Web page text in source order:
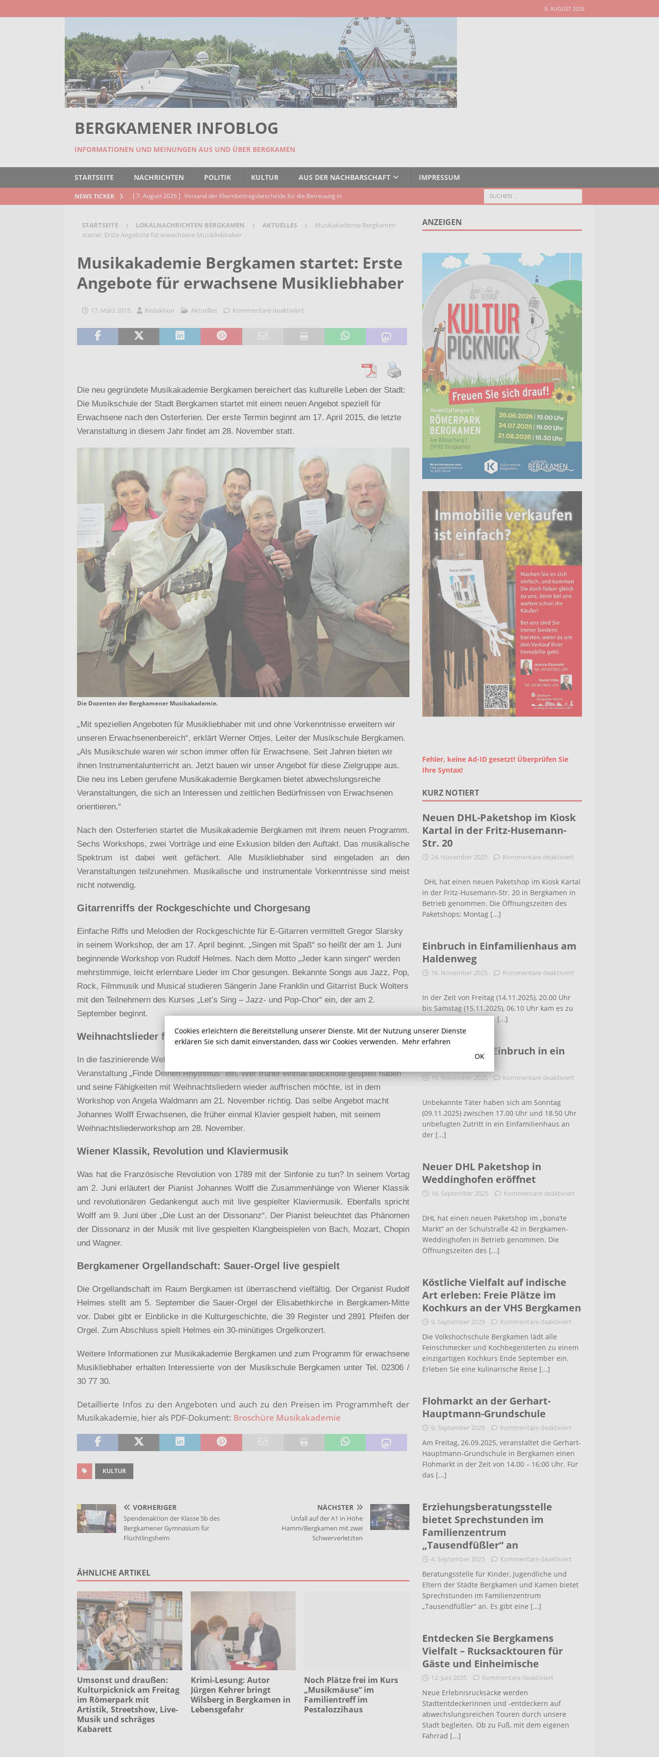
9. AUGUST 2026
BERGKAMENER INFOBLOG
INFORMATIONEN UND MEINUNGEN AUS UND ÜBER BERGKAMEN
STARTSEITE NACHRICHTEN POLITIK KULTUR AUS DER NACHBARSCHAFT IMPRESSUM
NEWS TICKER [ 7. August 2026 ] Versand der Elternbeitragsbescheide für die Betreuung in
[ 7. August 2026 ] Selbsthilfegruppe lädt zum gemeinsamen Singen ein!
AKTUELLES
Bergehalde „Großes Holz“
AKTUELLES
[ 6. August 2026 ]
Pflege- und Wohnberatung im Gemeindebüro an der Christuskirche in Rünthe
[ 7. August 2026 ] Sommerakademie – Kunst vor Ort 2026: Letzte Plätze bei Stein- oder
Holzbildhauerei sichern!
AKTUELLES
STARTSEITE LOKALNACHRICHTEN BERGKAMEN AKTUELLES
Musikakademie Bergkamen
startet: Erste Angebote für erwachsene Musikliebhaber
Musikakademie Bergkamen startet: Erste
Angebote für erwachsene Musikliebhaber
17. März 2015 Redaktion Aktuelles Kommentare deaktiviert
Die neu gegründete Musikakademie Bergkamen bereichert das kulturelle Leben der Stadt:
Die Musikschule der Stadt Bergkamen startet mit einem neuen Angebot speziell für
Erwachsene nach den Osterferien. Der erste Termin beginnt am 17. April 2015, die letzte
Veranstaltung in diesem Jahr findet am 28. November statt.
Die Dozenten der Bergkamener Musikakademie.
„Mit speziellen Angeboten für Musikliebhaber mit und ohne Vorkenntnisse erweitern wir
unseren Erwachsenenbereich“, erklärt Werner Ottjes, Leiter der Musikschule Bergkamen.
„Als Musikschule waren wir schon immer offen für Erwachsene. Seit Jahren bieten wir
ihnen Instrumentalunterricht an. Jetzt bauen wir unser Angebot für diese Zielgruppe aus.
Die neu ins Leben gerufene Musikakademie Bergkamen bietet abwechslungsreiche
Veranstaltungen, die sich an Interessen und zeitlichen Bedürfnissen von Erwachsenen
orientieren.“
Nach den Osterferien startet die Musikakademie Bergkamen mit ihrem neuen Programm.
Sechs Workshops, zwei Vorträge und eine Exkusion bilden den Auftakt. Das musikalische
Spektrum ist dabei weit gefächert. Alle Musikliebhaber sind eingeladen an den
Veranstaltungen teilzunehmen. Musikalische und instrumentale Vorkenntnisse sind meist
nicht notwendig.
Gitarrenriffs der Rockgeschichte und Chorgesang
Einfache Riffs und Melodien der Rockgeschichte für E-Gitarren vermittelt Gregor Slarsky
in seinem Workshop, der am 17. April beginnt. „Singen mit Spaß“ so heißt der am 1. Juni
beginnende Workshop von Rudolf Helmes. Nach dem Motto „Jeder kann singen“ werden
mehrstimmige, leicht erlernbare Lieder im Chor gesungen. Bekannte Songs aus Jazz, Pop,
Rock, Filmmusik und Musical studieren Sängerin Jane Franklin und Gitarrist Buck Wolters
mit den Teilnehmern des Kurses „Let’s Sing – Jazz- und Pop-Chor“ ein, der am 2.
September beginnt.
Weihnachtslieder für Blockflöte und Klavier
In die faszinierende Welt des Rhythmus führt Conny Resch ab dem 20. Oktober mit der
Veranstaltung „Finde Deinen Rhythmus“ ein. Wer früher einmal Blockflöte gespielt haben
und seine Fähigkeiten mit Weihnachtsliedern wieder auffrischen möchte, ist in dem
Workshop von Angela Waldmann am 21. November richtig. Das selbe Angebot macht
Johannes Wolff Erwachsenen, die früher einmal Klavier gespielt haben, mit seinem
Weihnachtsliederworkshop am 28. November.
Wiener Klassik, Revolution und Klaviermusik
Was hat die Französische Revolution von 1789 mit der Sinfonie zu tun? In seinem Vortag
am 2. Juni erläutert der Pianist Johannes Wolff die Zusammenhänge von Wiener Klassik
und revolutionären Gedankengut auch mit live gespielter Klaviermusik. Ebenfalls spricht
Wolff am 9. Juni über „Die Lust an der Dissonanz“. Der Pianist beleuchtet das Phänomen
der Dissonanz in der Musik mit live gespielten Klangbeispielen von Bach, Mozart, Chopin
und Wagner.
Bergkamener Orgellandschaft: Sauer-Orgel live gespielt
Die Orgellandschaft im Raum Bergkamen ist überraschend vielfältig. Der Organist Rudolf
Helmes stellt am 5. September die Sauer-Orgel der Elisabethkirche in Bergkamen-Mitte
vor. Dabei gibt er Einblicke in die Kulturgeschichte, die 39 Register und 2891 Pfeifen der
Orgel. Zum Abschluss spielt Helmes ein 30-minütiges Orgelkonzert.
Weitere Informationen zur Musikakademie Bergkamen und zum Programm für erwachsene
Musikliebhaber erhalten Interessierte von der Musikschule Bergkamen unter Tel. 02306 /
30 77 30.
Detaillierte Infos zu den Angeboten und auch zu den Preisen im Programmheft der
Musikakademie, hier als PDF-Dokument: Broschüre Musikakademie
KULTUR
VORHERIGER
Spendenaktion der Klasse 5b des
Bergkamener Gymnasium für
Flüchtlingsheim
NÄCHSTER
Unfall auf der A1 in Höhe
Hamm/Bergkamen mit zwei
Schwerverletzten
ÄHNLICHE ARTIKEL
Umsonst und draußen:
Kulturpicknick am Freitag
im Römerpark mit
Artistik, Streetshow, Live-
Musik und schräges
Kabarett
Krimi-Lesung: Autor
Jürgen Kehrer bringt
Wilsberg in Bergkamen in
Lebensgefahr
Noch Plätze frei im Kurs
„Musikmäuse“ im
Familientreff im
Pestalozzihaus
ANZEIGEN
Fehler, keine Ad-ID gesetzt! Überprüfen Sie
Ihre Syntax!
KURZ NOTIERT
Neuen DHL-Paketshop im Kiosk
Kartal in der Fritz-Husemann-
Str. 20
24. November 2025 Kommentare deaktiviert
DHL hat einen neuen Paketshop im Kiosk Kartal
in der Fritz-Husemann-Str. 20 in Bergkamen in
Betrieb genommen. Die Öffnungszeiten des
Paketshops: Montag [...]
Einbruch in Einfamilienhaus am
Haldenweg
16. November 2025 Kommentare deaktiviert
In der Zeit von Freitag (14.11.2025), 20.00 Uhr
bis Samstag (15.11.2025), 06.10 Uhr kam es zu
einem Einbruch in ein [...]
Auf der Lette: Einbruch in ein
10. November 2025 Kommentare deaktiviert
Unbekannte Täter haben sich am Sonntag
(09.11.2025) zwischen 17.00 Uhr und 18.50 Uhr
unbefugten Zutritt in ein Einfamilienhaus an
der [...]
Neuer DHL Paketshop in
Weddinghofen eröffnet
16. September 2025 Kommentare deaktiviert
DHL hat einen neuen Paketshop im „bona’te
Markt“ an der Schulstraße 42 in Bergkamen-
Weddinghofen in Betrieb genommen. Die
Öffnungszeiten des [...]
Köstliche Vielfalt auf indische
Art erleben: Freie Plätze im
Kochkurs an der VHS Bergkamen
9. September 2025 Kommentare deaktiviert
Die Volkshochschule Bergkamen lädt alle
Feinschmecker und Kochbegeisterten zu einem
einzigartigen Kochkurs Ende September ein.
Erleben Sie eine kulinarische Reise [...]
Flohmarkt an der Gerhart-
Hauptmann-Grundschule
9. September 2025 Kommentare deaktiviert
Am Freitag, 26.09.2025, veranstaltet die Gerhart-
Hauptmann-Grundschule in Bergkamen einen
Flohmarkt in der Zeit von 14.00 – 16:00 Uhr. Für
das [...]
Erziehungsberatungsstelle
bietet Sprechstunden im
Familienzentrum
„Tausendfüßler“ an
4. September 2025 Kommentare deaktiviert
Beratungsstelle für Kinder, Jugendliche und
Eltern der Städte Bergkamen und Kamen bietet
Sprechstunden im Familienzentrum
„Tausendfüßler“ an. Es gibt eine [...]
Entdecken Sie Bergkamens
Vielfalt – Rucksacktouren für
Gäste und Einheimische
12. Juni 2025 Kommentare deaktiviert
Neue Erlebnisrucksäcke werden
Stadtentdeckerinnen und -entdeckern auf
abwechslungsreichen Touren durch unsere
Stadt begleiten. Ob zu Fuß, mit dem eigenen
Fahrrad [...]
Cookies erleichtern die Bereitstellung unserer Dienste. Mit der Nutzung unserer Dienste
erklären Sie sich damit einverstanden, dass wir Cookies verwenden. Mehr erfahren
OK